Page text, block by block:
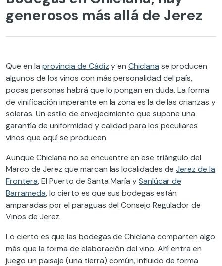
generosos más allá de Jerez
Que en la provincia de Cádiz y en Chiclana se producen
algunos de los vinos con más personalidad del país,
pocas personas habrá que lo pongan en duda. La forma
de vinificación imperante en la zona es la de las crianzas y
soleras. Un estilo de envejecimiento que supone una
garantía de uniformidad y calidad para los peculiares
vinos que aquí se producen.
Aunque Chiclana no se encuentre en ese triángulo del
Marco de Jerez que marcan las localidades de Jerez de la
Frontera, El Puerto de Santa María ySanlúcar de
Barrameda, lo cierto es que sus bodegas están
amparadas por el paraguas del Consejo Regulador de
Vinos de Jerez.
Lo cierto es que las bodegas de Chiclana comparten algo
más que la forma de elaboración del vino. Ahí entra en
juego un paisaje (una tierra) común, influido de forma